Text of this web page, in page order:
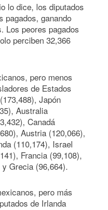
lo dice, los diputados
pagados, ganando
Los peores pagados
perciben 32,366
pero menos
de Estados
Japón
Australia
Canadá
Austria (120,066),
(110,174), Israel
Francia (99,108),
Grecia (96,664).
pero más
de Irlanda